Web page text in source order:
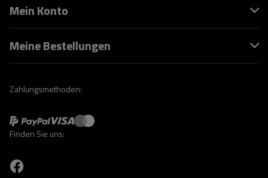
Mein Konto
Meine Bestellungen
Zahlungsmethoden:
Finden Sie uns: